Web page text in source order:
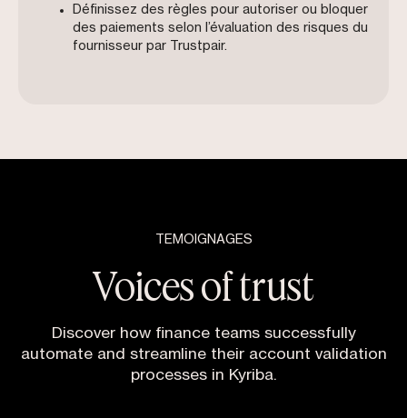
Définissez des règles pour autoriser ou bloquer
des paiements selon l’évaluation des risques du
fournisseur par Trustpair.
TEMOIGNAGES
Voices of trust
Discover how finance teams successfully
automate and streamline their account validation
processes in Kyriba.